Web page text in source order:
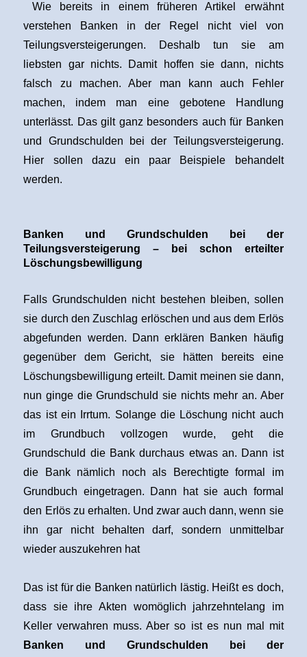
Wie bereits in einem früheren Artikel erwähnt
verstehen Banken in der Regel nicht viel von
Teilungsversteigerungen. Deshalb tun sie am
liebsten gar nichts. Damit hoffen sie dann, nichts
falsch zu machen. Aber man kann auch Fehler
machen, indem man eine gebotene Handlung
unterlässt. Das gilt ganz besonders auch für Banken
und Grundschulden bei der Teilungsversteigerung.
Hier sollen dazu ein paar Beispiele behandelt
werden.
Banken und Grundschulden bei der
Teilungsversteigerung – bei schon erteilter
Löschungsbewilligung
Falls Grundschulden nicht bestehen bleiben, sollen
sie durch den Zuschlag erlöschen und aus dem Erlös
abgefunden werden. Dann erklären Banken häufig
gegenüber dem Gericht, sie hätten bereits eine
Löschungsbewilligung erteilt. Damit meinen sie dann,
nun ginge die Grundschuld sie nichts mehr an. Aber
das ist ein Irrtum. Solange die Löschung nicht auch
im Grundbuch vollzogen wurde, geht die
Grundschuld die Bank durchaus etwas an. Dann ist
die Bank nämlich noch als Berechtigte formal im
Grundbuch eingetragen. Dann hat sie auch formal
den Erlös zu erhalten. Und zwar auch dann, wenn sie
ihn gar nicht behalten darf, sondern unmittelbar
wieder auszukehren hat
Das ist für die Banken natürlich lästig. Heißt es doch,
dass sie ihre Akten womöglich jahrzehntelang im
Keller verwahren muss. Aber so ist es nun mal mit
Banken und Grundschulden bei der